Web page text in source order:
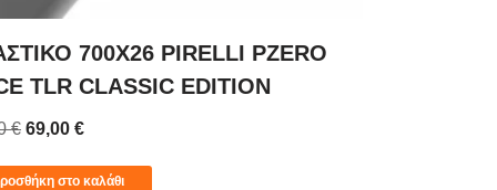
700X26 PIRELLI PZERO
TLR CLASSIC EDITION
€ 69,00€
στο καλάθι